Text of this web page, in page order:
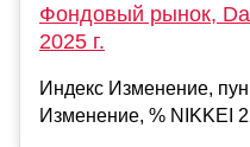
Фондовый рынок,
2025 г.
Индекс Изменение,
Изменение, % NIKKEI